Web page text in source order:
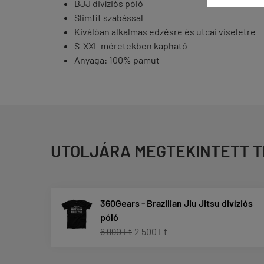
BJJ divíziós póló
Slimfit szabással
Kiválóan alkalmas edzésre és utcai viseletre
S-XXL méretekben kapható
Anyaga: 100% pamut
UTOLJÁRA MEGTEKINTETT
360Gears - Brazilian Jiu Jitsu divíziós
póló
6 990 Ft 2 500 Ft